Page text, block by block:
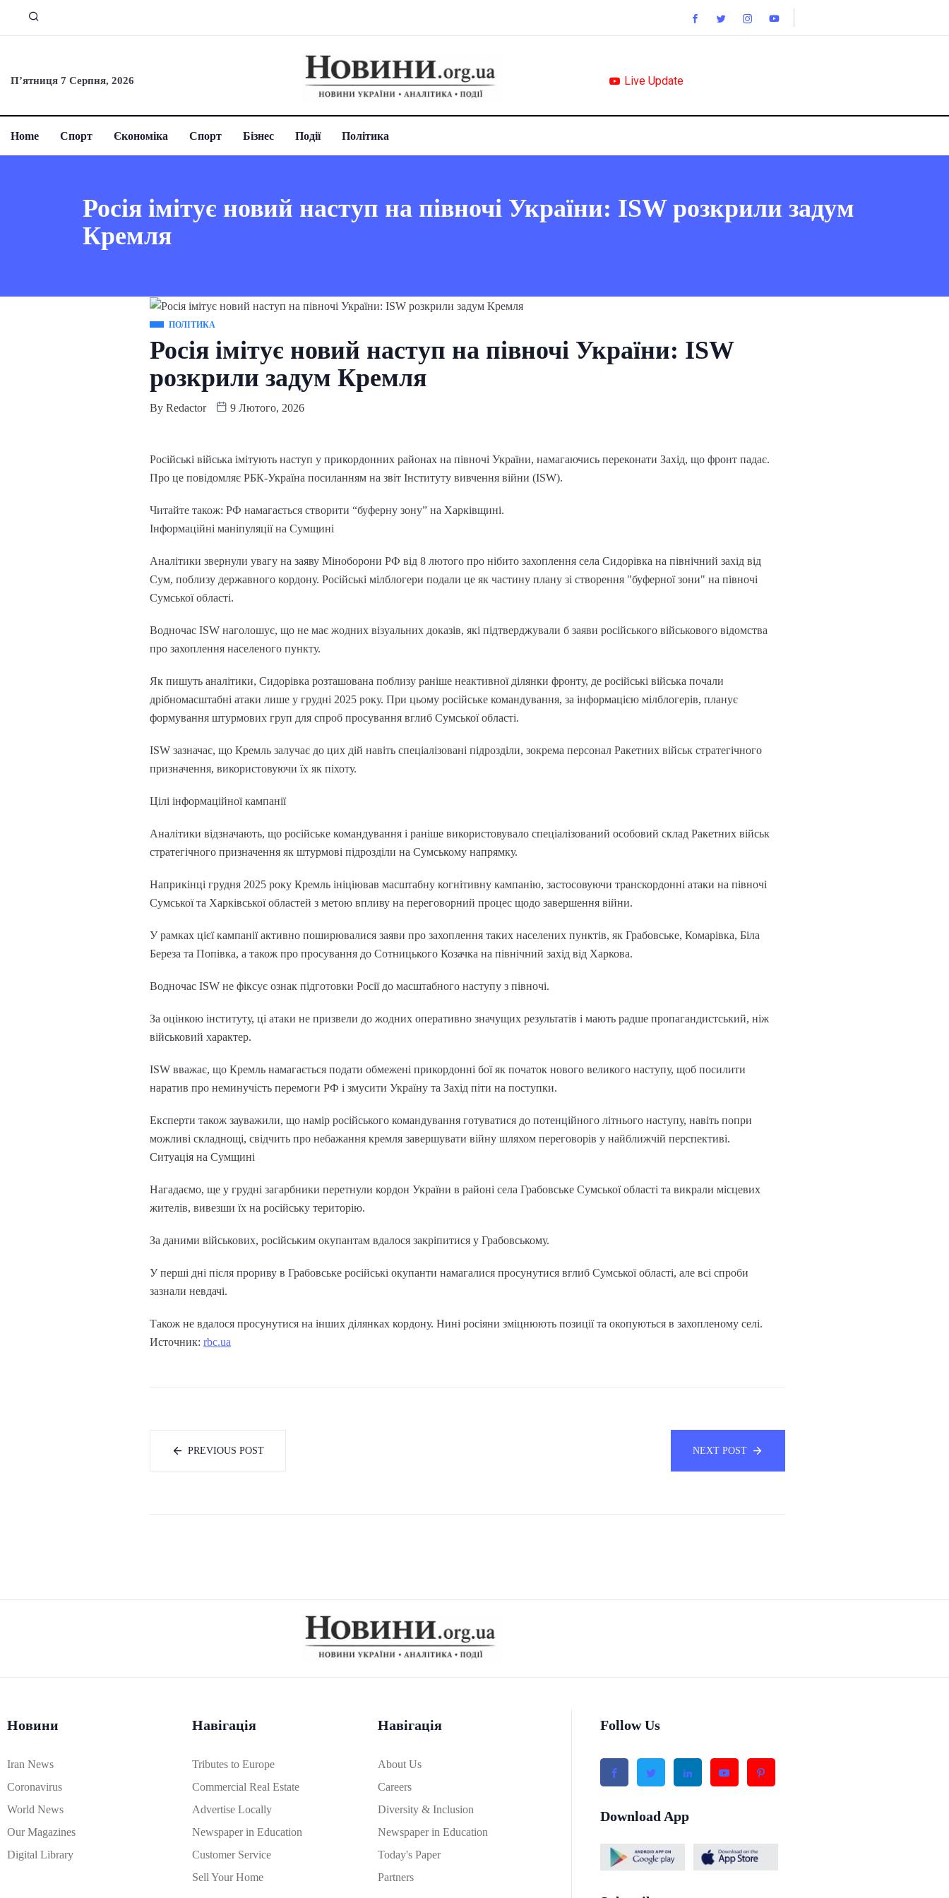
П’ятниця 7 Серпня, 2026 Live Update
Home Спорт Єкономіка Спорт Бізнес Події Політика
Росія імітує новий наступ на півночі України: ISW розкрили задум
Кремля
ПОЛІТИКА
Росія імітує новий наступ на півночі України: ISW
розкрили задум Кремля
By Redactor 9 Лютого, 2026
Російські війська імітують наступ у прикордонних районах на півночі України, намагаючись переконати Захід, що фронт падає.
Про це повідомляє РБК-Україна посиланням на звіт Інституту вивчення війни (ISW).
Читайте також: РФ намагається створити “буферну зону” на Харківщині.
Інформаційні маніпуляції на Сумщині
Аналітики звернули увагу на заяву Міноборони РФ від 8 лютого про нібито захоплення села Сидорівка на північний захід від
Сум, поблизу державного кордону. Російські мілблогери подали це як частину плану зі створення "буферної зони" на півночі
Сумської області.
Водночас ISW наголошує, що не має жодних візуальних доказів, які підтверджували б заяви російського військового відомства
про захоплення населеного пункту.
Як пишуть аналітики, Сидорівка розташована поблизу раніше неактивної ділянки фронту, де російські війська почали
дрібномасштабні атаки лише у грудні 2025 року. При цьому російське командування, за інформацією мілблогерів, планує
формування штурмових груп для спроб просування вглиб Сумської області.
ISW зазначає, що Кремль залучає до цих дій навіть спеціалізовані підрозділи, зокрема персонал Ракетних військ стратегічного
призначення, використовуючи їх як піхоту.
Цілі інформаційної кампанії
Аналітики відзначають, що російське командування і раніше використовувало спеціалізований особовий склад Ракетних військ
стратегічного призначення як штурмові підрозділи на Сумському напрямку.
Наприкінці грудня 2025 року Кремль ініціював масштабну когнітивну кампанію, застосовуючи транскордонні атаки на півночі
Сумської та Харківської областей з метою впливу на переговорний процес щодо завершення війни.
У рамках цієї кампанії активно поширювалися заяви про захоплення таких населених пунктів, як Грабовське, Комарівка, Біла
Береза та Попівка, а також про просування до Сотницького Козачка на північний захід від Харкова.
Водночас ISW не фіксує ознак підготовки Росії до масштабного наступу з півночі.
За оцінкою інституту, ці атаки не призвели до жодних оперативно значущих результатів і мають радше пропагандистський, ніж
військовий характер.
ISW вважає, що Кремль намагається подати обмежені прикордонні бої як початок нового великого наступу, щоб посилити
наратив про неминучість перемоги РФ і змусити Україну та Захід піти на поступки.
Експерти також зауважили, що намір російського командування готуватися до потенційного літнього наступу, навіть попри
можливі складнощі, свідчить про небажання кремля завершувати війну шляхом переговорів у найближчій перспективі.
Ситуація на Сумщині
Нагадаємо, ще у грудні загарбники перетнули кордон України в районі села Грабовське Сумської області та викрали місцевих
жителів, вивезши їх на російську територію.
За даними військових, російським окупантам вдалося закріпитися у Грабовському.
У перші дні після прориву в Грабовське російські окупанти намагалися просунутися вглиб Сумської області, але всі спроби
зазнали невдачі.
Також не вдалося просунутися на інших ділянках кордону. Нині росіяни зміцнюють позиції та окопуються в захопленому селі.
Источник: rbc.ua
PREVIOUS POST NEXT POST
Новини
Iran News
Coronavirus
World News
Our Magazines
Digital Library
Навігація
Tributes to Europe
Commercial Real Estate
Advertise Locally
Newspaper in Education
Customer Service
Sell Your Home
Навігація
About Us
Careers
Diversity & Inclusion
Newspaper in Education
Today's Paper
Partners
Follow Us
Download App